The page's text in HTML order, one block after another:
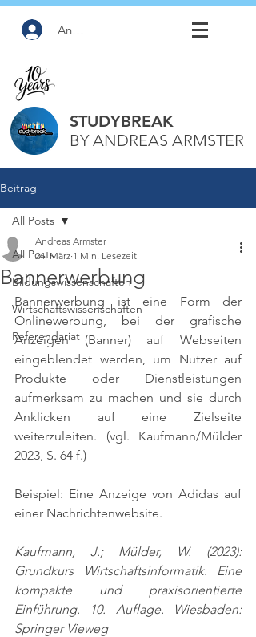
Anmelden
STUDYBREAK
BY ANDREAS ARMSTER
Beitrag
All Posts
Bildungswissenschaften
Wirtschaftswissenschaften
Referendariat
All Posts
Bannerwerbung
Andreas Armster
24. März 1 Min. Lesezeit
Bannerwerbung ist eine Form der
Onlinewerbung, bei der grafische
Anzeigen (Banner) auf Webseiten
eingeblendet werden, um Nutzer auf
Produkte oder Dienstleistungen
aufmerksam zu machen und sie durch
Anklicken auf eine Zielseite
weiterzuleiten. (vgl. Kaufmann/Mülder
2023, S. 64 f.)
Beispiel: Eine Anzeige von Adidas auf
einer Nachrichtenwebsite.
Kaufmann, J.; Mülder, W. (2023):
Grundkurs Wirtschaftsinformatik. Eine
kompakte und praxisorientierte
Einführung. 10. Auflage. Wiesbaden:
Springer Vieweg